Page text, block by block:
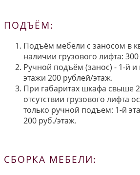
ПОДЪЁМ:
Подъём мебели с заносом в
наличии грузового лифта:
Ручной подъём (занос) - 1-й
этажи 200 рублей/этаж.
При габаритах шкафа свыше
отсутствии грузового лифта
только ручной подъем: 1-й
200 руб./этаж.
СБОРКА МЕБЕЛИ: